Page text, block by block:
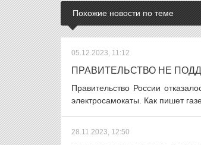
Похожие новости по теме
05.12.2023, 11:12
ПРАВИТЕЛЬСТВО НЕ
Правительство России
электросамокаты. Как пишет
28.11.2023, 12:50